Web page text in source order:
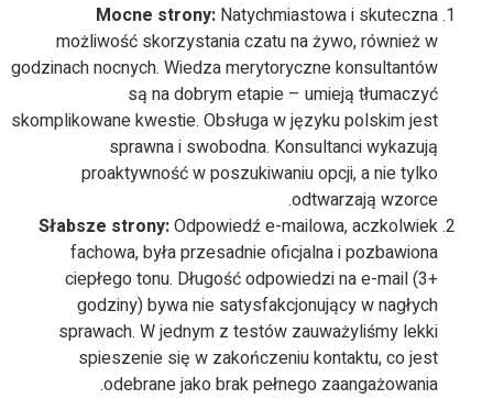
Mocne strony: Natychmiastowa i skuteczna
możliwość skorzystania czatu na żywo, również w
godzinach nocnych. Wiedza merytoryczne konsultantów
są na dobrym etapie – umieją tłumaczyć
skomplikowane kwestie. Obsługa w języku polskim jest
sprawna i swobodna. Konsultanci wykazują
proaktywność w poszukiwaniu opcji, a nie tylko
odtwarzają wzorce.
Słabsze strony:Odpowiedź e-mailowa, aczkolwiek
fachowa, była przesadnie oficjalna i pozbawiona
ciepłego tonu. Długość odpowiedzi na e-mail (3+
godziny) bywa nie satysfakcjonujący w nagłych
sprawach. W jednym z testów zauważyliśmy lekki
spieszenie się w zakończeniu kontaktu, co jest
odebrane jako brak pełnego zaangażowania.